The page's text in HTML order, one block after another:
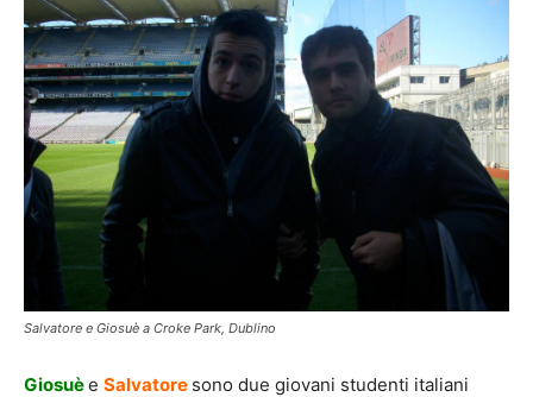
Salvatore e Giosuè a Croke Park, Dublino
Giosuèe Salvatore sono due giovani studenti italiani